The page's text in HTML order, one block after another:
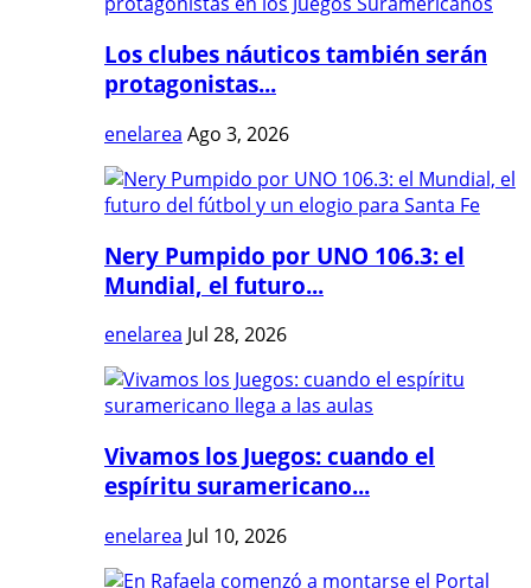
Los clubes náuticos también serán
protagonistas...
enelarea Ago 3, 2026
Nery Pumpido por UNO 106.3: el
Mundial, el futuro...
enelarea Jul 28, 2026
Vivamos los Juegos: cuando el
espíritu suramericano...
enelarea Jul 10, 2026